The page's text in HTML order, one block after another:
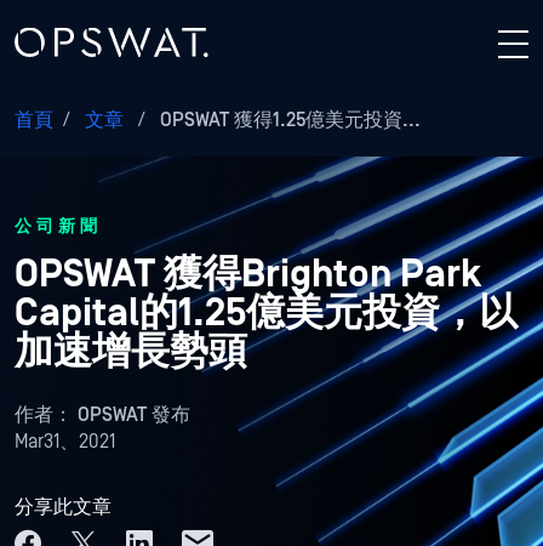
首頁 / 文章 / OPSWAT 獲得1.25億美元投資...
公司新聞
OPSWAT 獲得Brighton Park
Capital的1.25億美元投資，以
加速增長勢頭
作者： OPSWAT 發布
Mar31、2021
分享此文章